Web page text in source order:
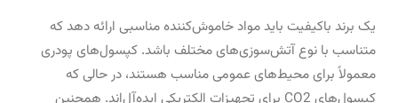
یک برند باکیفیت باید مواد خاموش‌کننده مناسبی ارائه دهد که
متناسب با نوع آتش‌سوزی‌های مختلف باشد. کپسول‌های پودری
معمولاً برای محیط‌های عمومی مناسب هستند، در حالی که
کپسول‌های CO2 برای تجهیزات الکتریکی ایده‌آل‌اند. همچنین